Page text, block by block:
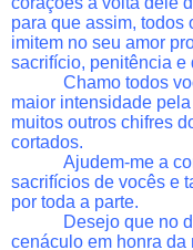
para que assim, todos
imitem no seu amor
sacrifício, penitência e
Chamo todos
maior intensidade
muitos outros chifres
cortados.
Ajudem-me a
sacrifícios de vocês e
por toda a parte.
Desejo que no
cenáculo em honra da